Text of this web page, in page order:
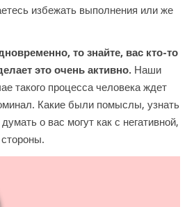
избежать выполнения или же
то знайте, вас кто-то
это очень активно. Наши
такого процесса человека ждет
Какие были помыслы, узнать
о вас могут как с негативной,